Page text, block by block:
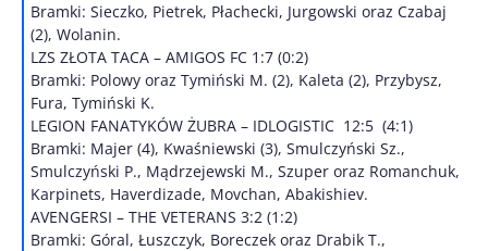
Bramki: Sieczko, Pietrek, Płachecki, Jurgowski oraz Czabaj
(2), Wolanin.
LZS ZŁOTA TACA – AMIGOS FC 1:7 (0:2)
Bramki: Polowy oraz Tymiński M. (2), Kaleta (2), Przybysz,
Fura, Tymiński K.
LEGION FANATYKÓW ŻUBRA – IDLOGISTIC 12:5 (4:1)
Bramki: Majer (4), Kwaśniewski (3), Smulczyński Sz.,
Smulczyński P., Mądrzejewski M., Szuper oraz Romanchuk,
Karpinets, Haverdizade, Movchan, Abakishiev.
AVENGERSI – THE VETERANS 3:2 (1:2)
Bramki: Góral, Łuszczyk, Boreczek oraz Drabik T.,